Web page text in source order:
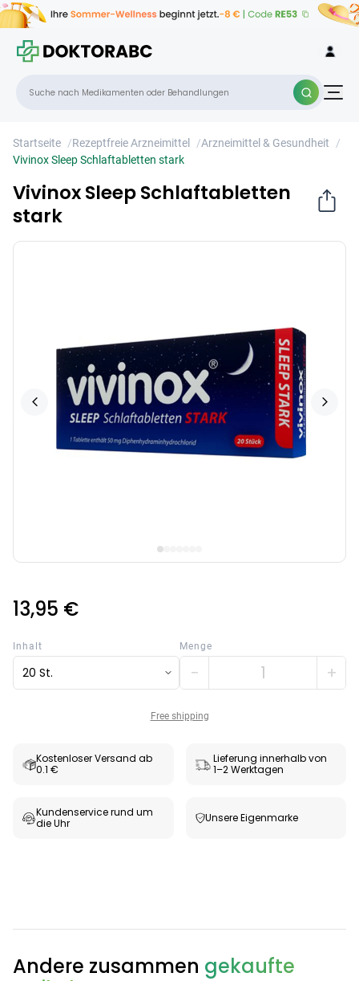
Startseite /Rezeptfreie Arzneimittel /Arzneimittel & Gesundheit
/
Vivinox Sleep Schlaftabletten stark
Vivinox Sleep Schlaftabletten
stark
13,95 €
Inhalt
20 St.
Menge
− +
Free shipping
Kostenloser Versand ab
0.1 €
Lieferung innerhalb von
1–2 Werktagen
Kundenservice rund um
die Uhr
Unsere Eigenmarke
×
Andere zusammen gekaufte